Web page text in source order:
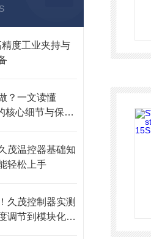
度工业夹持与
？一文读懂
核心细节与保养
茂温控器基础知
轻松上手
久茂控制器实测
调节到模块化维